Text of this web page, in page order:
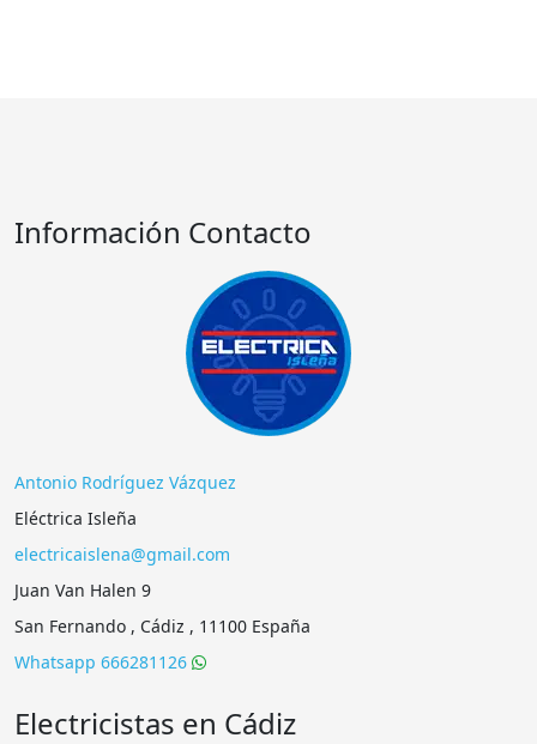
Información Contacto
Antonio Rodríguez Vázquez
Eléctrica Isleña
electricaislena@gmail.com
Juan Van Halen 9
San Fernando , Cádiz , 11100 España
Whatsapp 666281126
Electricistas en Cádiz